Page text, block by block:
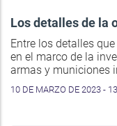
Los detalles de la
Entre los detalles
en el marco de la
armas y municiones
10 DE MARZO DE 2023 -